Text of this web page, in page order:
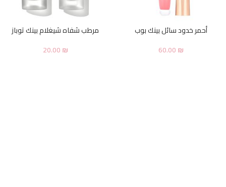
أحمر خدود سائل بينك بوب
60.00₪
مرطب شفاه شيغلام بينك توباز
20.00₪